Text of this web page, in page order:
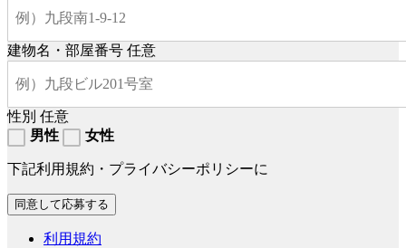
建物名・部屋番号 任意
性別 任意
男性
女性
下記利用規約・プライバシーポリシーに
利用規約